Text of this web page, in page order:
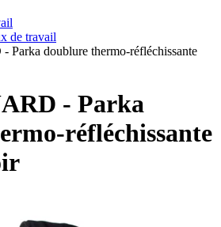
de travail
doublure thermo-réfléchissante
- Parka
réfléchissante